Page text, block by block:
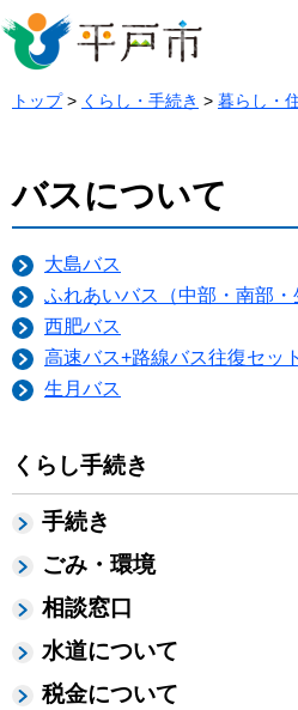
トップ> くらし・手続き > 暮らし・
くらし手続き
手続き
ごみ・環境
相談窓口
水道について
税金について
バスについて
大島バス
ふれあいバス（中部・南部・
西肥バス
高速バス+路線バス往復セッ
生月バス